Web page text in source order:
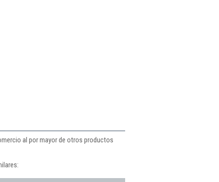
al por mayor de otros productos